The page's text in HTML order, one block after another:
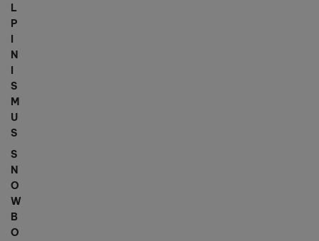
L
P
I
N
I
S
M
U
S
S
N
O
W
B
O